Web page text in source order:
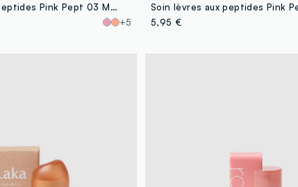
Soin lèvres aux peptides Pink Pept 03 Marshmallow
+5
5,95 €